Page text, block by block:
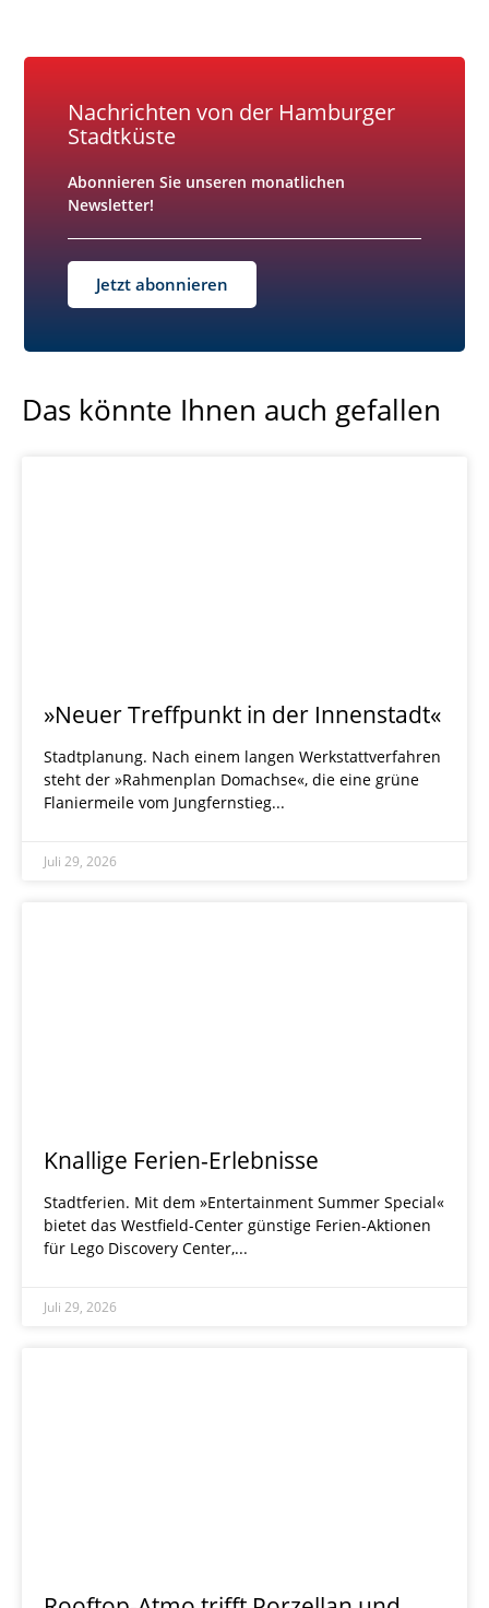
Nachrichten von der Hamburger
Stadtküste
Abonnieren Sie unseren monatlichen
Newsletter!
Jetzt abonnieren
Das könnte Ihnen auch gefallen
»Neuer Treffpunkt in der Innenstadt«
Stadtplanung. Nach einem langen Werkstattverfahren
steht der »Rahmenplan Domachse«, die eine grüne
Flaniermeile vom Jungfernstieg
Juli 29, 2026
Knallige Ferien-Erlebnisse
Stadtferien. Mit dem »Entertainment Summer Special«
bietet das Westfield-Center günstige Ferien-­Aktionen
für Lego Discovery Center,
Juli 29, 2026